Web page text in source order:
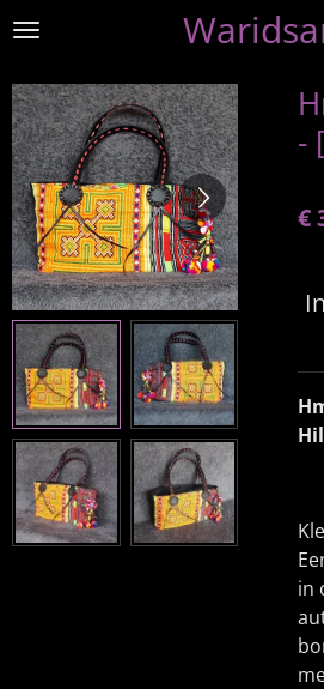
Ga
naar
de
hoofdinhoud
-
€
in